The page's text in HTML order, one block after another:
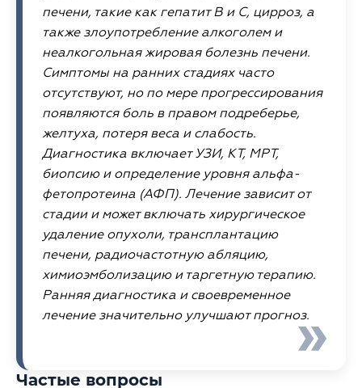
печени, такие как гепатит В и С, цирроз, а
также злоупотребление алкоголем и
неалкогольная жировая болезнь печени.
Симптомы на ранних стадиях часто
отсутствуют, но по мере прогрессирования
появляются боль в правом подреберье,
желтуха, потеря веса и слабость.
Диагностика включает УЗИ, КТ, МРТ,
биопсию и определение уровня альфа-
фетопротеина (АФП). Лечение зависит от
стадии и может включать хирургическое
удаление опухоли, трансплантацию
печени, радиочастотную абляцию,
химиоэмболизацию и таргетную терапию.
Ранняя диагностика и своевременное
лечение значительно улучшают прогноз.
Частые вопросы